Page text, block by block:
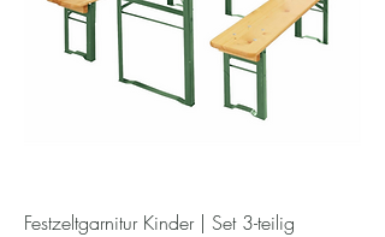
Festzeltgarnitur Kinder | Set 3-teilig